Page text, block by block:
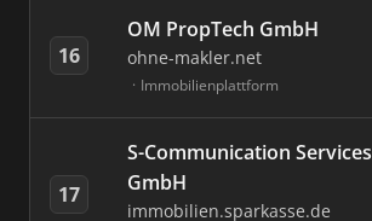
16
OM PropTech GmbH
ohne-makler.net
Immobilienplattform
17
S-Communication Services
GmbH
immobilien.sparkasse.de